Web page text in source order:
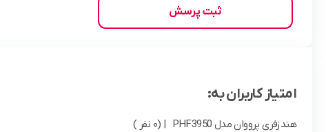
ثبت پرسش
امتیاز کاربران به:
هندزفری پرووان مدل PHF3950 | (0 نفر )